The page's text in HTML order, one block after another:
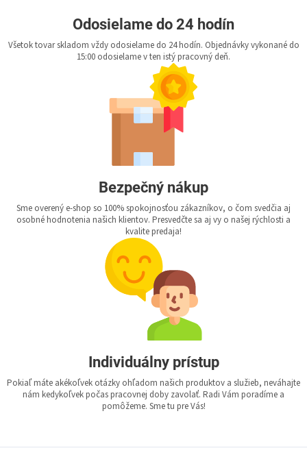
Odosielame do 24 hodín
Všetok tovar skladom vždy odosielame do 24 hodín. Objednávky vykonané do
15:00 odosielame v ten istý pracovný deň.
Bezpečný nákup
Sme overený e-shop so 100% spokojnosťou zákazníkov, o čom svedčia aj
osobné hodnotenia našich klientov. Presvedčte sa aj vy o našej rýchlosti a
kvalite predaja!
Individuálny prístup
Pokiaľ máte akékoľvek otázky ohľadom našich produktov a služieb, neváhajte
nám kedykoľvek počas pracovnej doby zavolať. Radi Vám poradíme a
pomôžeme. Sme tu pre Vás!